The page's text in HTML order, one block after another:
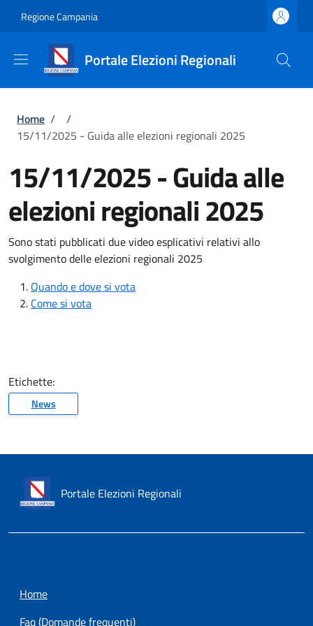
Regione Campania
Portale Elezioni Regionali
Briciole di pane
Home /
/
15/11/2025 - Guida alle elezioni regionali 2025
15/11/2025 - Guida alle
elezioni regionali 2025
Sono stati pubblicati due video esplicativi relativi allo
svolgimento delle elezioni regionali 2025
Quando e dove si vota
Come si vota
Etichette:
News
Portale Elezioni Regionali
Home
Faq (Domande frequenti)